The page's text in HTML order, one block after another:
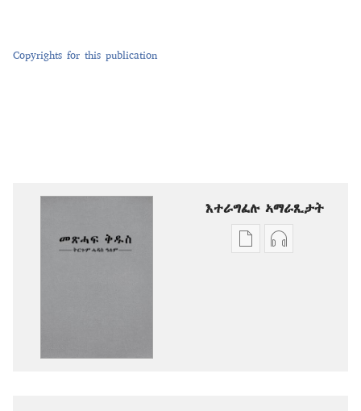
Copyrights for this publication
እተራግፈሉ ኣማራጺታት
ዲጂታዊቅዳሓት